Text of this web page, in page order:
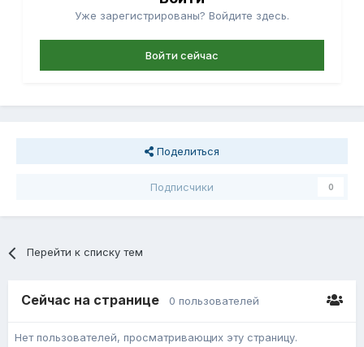
Уже зарегистрированы? Войдите здесь.
Войти сейчас
Поделиться
Подписчики 0
Перейти к списку тем
Сейчас на странице 0 пользователей
Нет пользователей, просматривающих эту страницу.